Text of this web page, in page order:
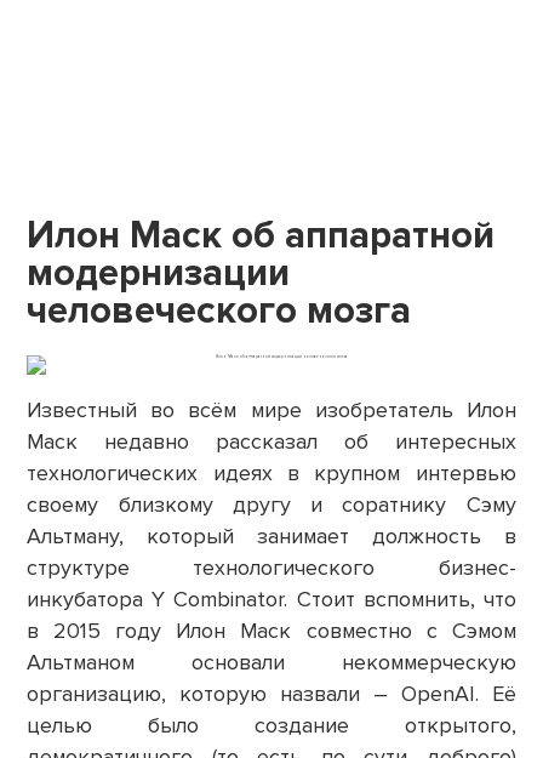
Илон Маск об аппаратной
модернизации
человеческого мозга
Известный во всём мире изобретатель Илон
Маск недавно рассказал об интересных
технологических идеях в крупном интервью
своему близкому другу и соратнику Сэму
Альтману, который занимает должность в
структуре технологического бизнес-
инкубатора Y Combinator. Стоит вспомнить, что
в 2015 году Илон Маск совместно с Сэмом
Альтманом основали некоммерческую
организацию, которую назвали – OpenAI. Её
целью было создание открытого,